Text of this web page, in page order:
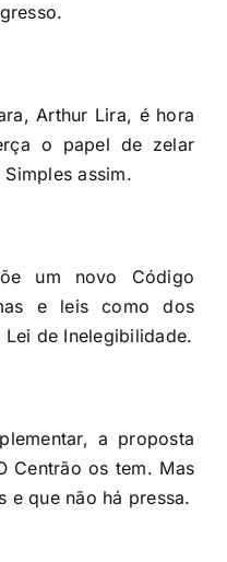
Arthur Lira, é hora
o papel de zelar
assim.
um novo Código
e leis como dos
de Inelegibilidade.
a proposta
Centrão os tem. Mas
e que não há pressa.